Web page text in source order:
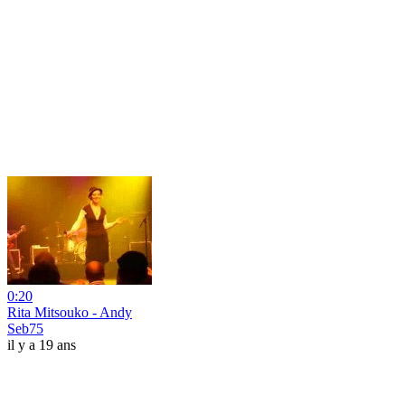
0:20
Rita Mitsouko - Andy
Seb75
il y a 19 ans